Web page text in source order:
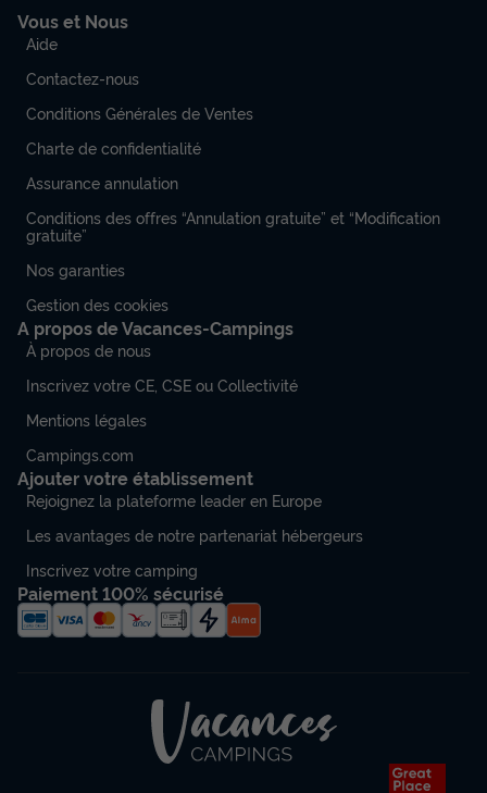
Vous et Nous
Aide
Contactez-nous
Conditions Générales de Ventes
Charte de confidentialité
Assurance annulation
Conditions des offres “Annulation gratuite” et “Modification
gratuite”
Nos garanties
Gestion des cookies
A propos de Vacances-Campings
À propos de nous
Inscrivez votre CE, CSE ou Collectivité
Mentions légales
Campings.com
Ajouter votre établissement
Rejoignez la plateforme leader en Europe
Les avantages de notre partenariat hébergeurs
Inscrivez votre camping
Paiement 100% sécurisé